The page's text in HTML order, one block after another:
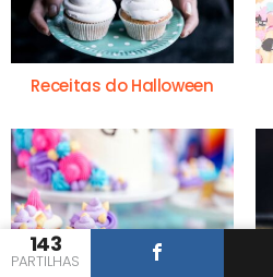
143
PARTILHAS
Receitas do Halloween